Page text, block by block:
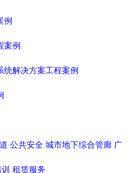
公共安全 城市地下综合管廊 广
租赁服务